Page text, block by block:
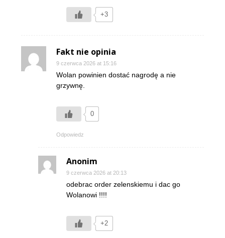
+3
Fakt nie opinia
9 czerwca 2026 at 15:16
Wolan powinien dostać nagrodę a nie
grzywnę.
0
Odpowiedz
Anonim
9 czerwca 2026 at 20:13
odebrac order zelenskiemu i dac go
Wolanowi !!!!
+2